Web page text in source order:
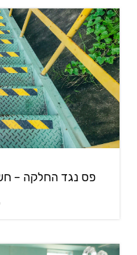
פס נגד החלקה –